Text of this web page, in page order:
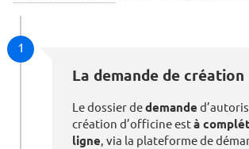
1
La demande de création
Le dossier dedemande
création d’officine està
ligne, via la plateforme de